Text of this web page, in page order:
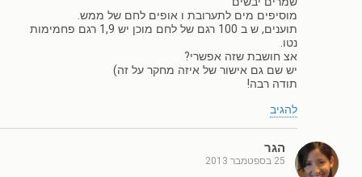
מוסיפים מים לתערובת ו אופים לחם של ממש.
תוענים, ש ב 100 רגם של לחם מוכן יש 1,9 רגם פחמימות
נטו.
אצ חושבת שזה אפשרי?
יש שם גם אישור של איזה מחקר על זה)
תודה רבה!
להגיב
הגר
25 בספטמבר 2013